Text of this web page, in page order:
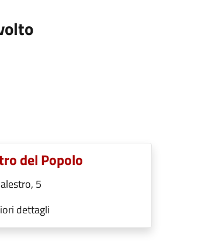
del Popolo
5
dettagli